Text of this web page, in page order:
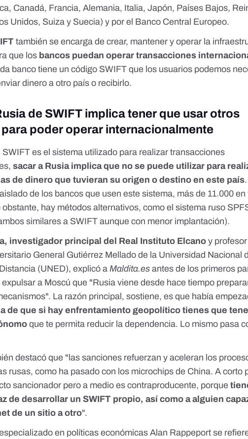
Canadá, Francia, Alemania, Italia, Japón, Países Bajos,
Unidos, Suiza y Suecia) y por el Banco Central Europeo.
también se encarga de crear, mantener y operar la
que los bancos puedan operar transacciones
banco tiene un código SWIFT que los usuarios podemos
dinero a otro país o recibirlo.
de SWIFT implica tener que usar otros
poder operar internacionalmente
SWIFT es el sistema utilizado para realizar transacciones
sacar a Rusia implica que no se puede utilizar para
de dinero que tuvieran su origen o destino en este país
de los bancos que usen este sistema, más de 11.000 en
obstante, hay métodos alternativos, como el sistema ruso
similares a SWIFT aunque con menor implantación).
investigador principal del Real Instituto Elcano y profesor
General Gutiérrez Mellado de la Universidad Nacional
(UNED), explicó aMaldita.esantes de los primeros
a Moscú que "Rusia viene desde hace tiempo
La razón principal, sostiene, es que había
de que si hay enfrentamiento geopolítico tienes que
que te permita reducir la dependencia. Lo mismo pasa
destacó que "las sanciones refuerzan y aceleran los
rusas, como ha pasado con los microchips de China. A corto
sancionador pero a medio es contraproducente, porque
de desarrollar un SWIFT propio, así como a alguien
de un sitio a otro".
en políticas económicas Alan Rappeport se